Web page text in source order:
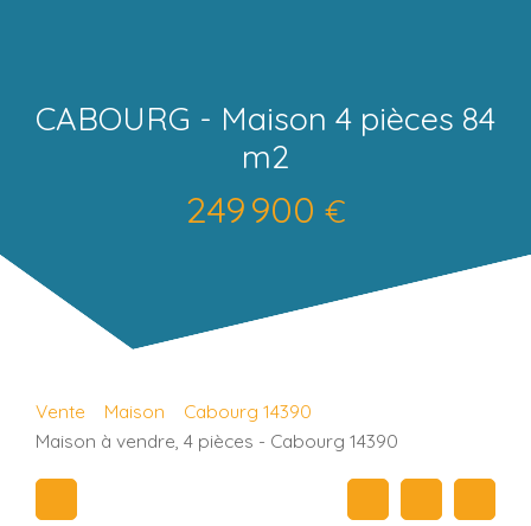
CABOURG - Maison 4 pièces 84
m2
249 900 €
Vente Maison
Cabourg 14390
Maison à vendre, 4 pièces - Cabourg 14390